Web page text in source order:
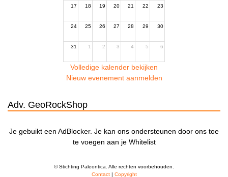
17 18 19 20 21 22 23
24 25 26 27 28 29 30
31 1 2 3 4 5 6
Volledige kalender bekijken
Nieuw evenement aanmelden
Adv. GeoRockShop
Je gebuikt een AdBlocker. Je kan ons ondersteunen door ons toe
te voegen aan je Whitelist
© Stichting Paleontica. Alle rechten voorbehouden.
Contact| Copyright